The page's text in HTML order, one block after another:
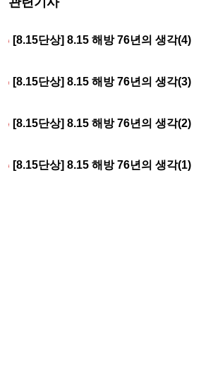
[8.15단상] 8.15 해방 76년의 생각(4)
[8.15단상] 8.15 해방 76년의 생각(3)
[8.15단상] 8.15 해방 76년의 생각(2)
[8.15단상] 8.15 해방 76년의 생각(1)